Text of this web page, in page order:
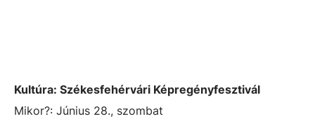
Kultúra: Székesfehérvári Képregényfesztivál
Mikor?: Június 28., szombat